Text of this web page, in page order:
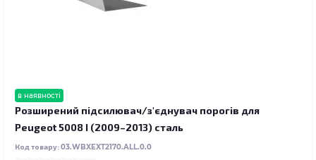
в наявності
Розширений підсилювач/з'єднувач порогів для
Peugeot 5008 I (2009–2013) сталь
Код товару:03.WBXEXT2170.ALL.0.0